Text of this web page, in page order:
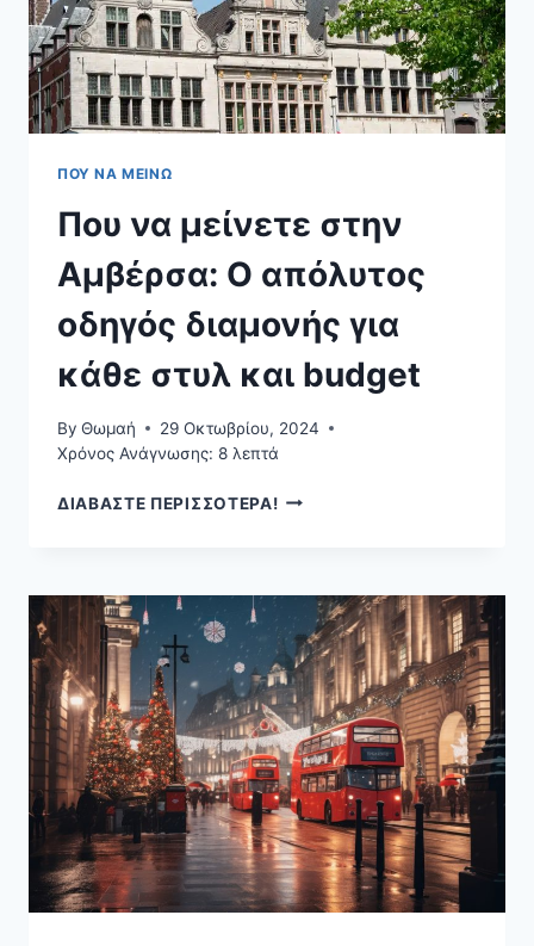
ΠΟΥ ΝΑ ΜΕΊΝΩ
Που να μείνετε στην
Αμβέρσα: Ο απόλυτος
οδηγός διαμονής για
κάθε στυλ και budget
By Θωμαή
29 Οκτωβρίου, 2024
Χρόνος Ανάγνωσης: 8 λεπτά
ΔΙΑΒΑΣΤΕ ΠΕΡΙΣΣΟΤΕΡΑ!ΠΟΥ
ΑΜΒΈΡΣΑ:
ΑΠΌΛΥΤΟΣ
ΟΔΗΓΌΣ
ΔΙΑΜΟΝΉΣ
ΓΙΑ
ΚΆΘΕ
ΣΤΥΛ
ΚΑΙ
BUDGET